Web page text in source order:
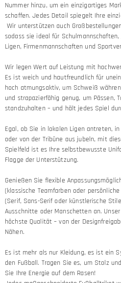
Nummer hinzu, um ein einzigartiges
schaffen. Jedes Detail spiegelt Ihre
Wir unterstützen auch
sodass sie ideal für
Ligen, Firmenmannschaften und
Wir legen Wert auf Leistung mit
Es ist weich und hautfreundlich für
hoch atmungsaktiv, um Schweiß
und strapazierfähig genug, um Pässen,
standzuhalten – und hält jedes Spiel
Egal, ob Sie in lokalen Ligen antreten,
oder von der Tribüne aus jubeln, mit
Spielfeld ist es Ihre selbstbewusste
Flagge der Unterstützung.
Genießen Sie flexible
(klassische Teamfarben oder
(Serif, Sans-Serif oder künstlerische
Ausschnitte oder Manschetten an.
höchste Qualität – von der
Nähen.
Es ist mehr als nur Kleidung, es ist ein
den Fußball. Tragen Sie es, um Stolz
Sie Ihre Energie auf dem Rasen!